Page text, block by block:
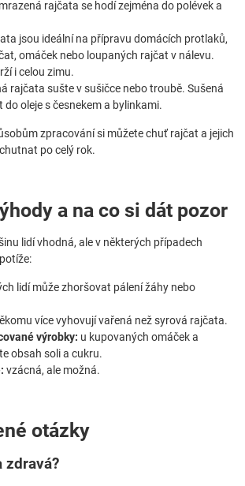
rajčata se hodí zejména do polévek a
jsou ideální na přípravu domácích protlaků,
omáček nebo loupaných rajčat v nálevu.
i celou zimu.
rajčata sušte v sušičce nebo troubě. Sušená
do oleje s česnekem a bylinkami.
zpracování si můžete chuť rajčat a jejich
po celý rok.
a na co si dát pozor
lidí vhodná, ale v některých případech
lidí může zhoršovat pálení žáhy nebo
více vyhovují vařená než syrová rajčata.
výrobky: u kupovaných omáček a
obsah soli a cukru.
vzácná, ale možná.
otázky
zdravá?